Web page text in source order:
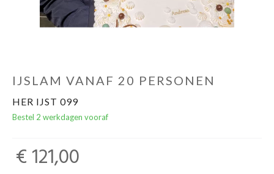
IJSLAM VANAF 20 PERSONEN
HER IJST 099
Bestel 2 werkdagen vooraf
€ 121,00